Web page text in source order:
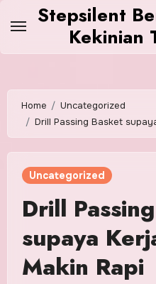
Stepsilent
Kekinian
Home
Uncategorized
Drill Passing Basket
Uncategorized
Drill
supaya
Makin Rapi